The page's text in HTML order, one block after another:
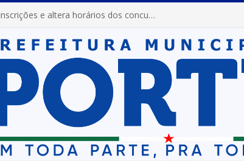
Prefeitura de Portel prorroga inscrições e altera horários dos concursos “Musa” e “Miss Mix Verão 2026”